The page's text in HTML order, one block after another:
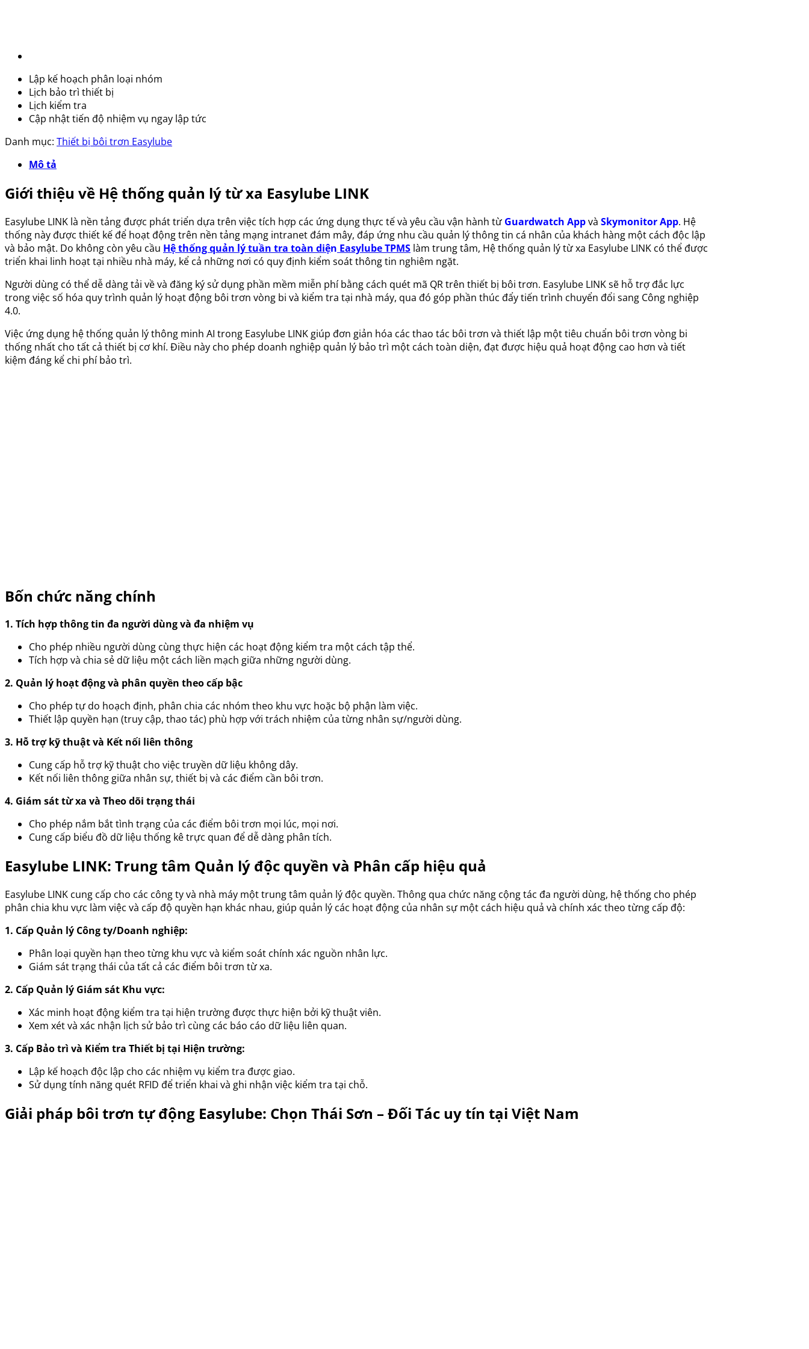
Lập kế hoạch phân loại nhóm
Lịch bảo trì thiết bị
Lịch kiểm tra
Cập nhật tiến độ nhiệm vụ ngay lập tức
Danh mục: Thiết bị bôi trơn Easylube
Mô tả
Giới thiệu về Hệ thống quản lý từ xa Easylube LINK
Easylube LINK là nền tảng được phát triển dựa trên việc tích hợp các ứng dụng thực tế và yêu cầu vận hành từ Guardwatch Appvà Skymonitor App. Hệ
thống này được thiết kế để hoạt động trên nền tảng mạng intranet đám mây, đáp ứng nhu cầu quản lý thông tin cá nhân của khách hàng một cách độc lập
và bảo mật. Do không còn yêu cầu Hệ thống quản lý tuần tra toàn diện Easylube TPMS làm trung tâm, Hệ thống quản lý từ xa Easylube LINK có thể được
triển khai linh hoạt tại nhiều nhà máy, kể cả những nơi có quy định kiểm soát thông tin nghiêm ngặt.
Người dùng có thể dễ dàng tải về và đăng ký sử dụng phần mềm miễn phí bằng cách quét mã QR trên thiết bị bôi trơn. Easylube LINK sẽ hỗ trợ đắc lực
trong việc số hóa quy trình quản lý hoạt động bôi trơn vòng bi và kiểm tra tại nhà máy, qua đó góp phần thúc đẩy tiến trình chuyển đổi sang Công nghiệp
4.0.
Việc ứng dụng hệ thống quản lý thông minh AI trong Easylube LINK giúp đơn giản hóa các thao tác bôi trơn và thiết lập một tiêu chuẩn bôi trơn vòng bi
thống nhất cho tất cả thiết bị cơ khí. Điều này cho phép doanh nghiệp quản lý bảo trì một cách toàn diện, đạt được hiệu quả hoạt động cao hơn và tiết
kiệm đáng kể chi phí bảo trì.
Bốn chức năng chính
1. Tích hợp thông tin đa người dùng và đa nhiệm vụ
Cho phép nhiều người dùng cùng thực hiện các hoạt động kiểm tra một cách tập thể.
Tích hợp và chia sẻ dữ liệu một cách liền mạch giữa những người dùng.
2. Quản lý hoạt động và phân quyền theo cấp bậc
Cho phép tự do hoạch định, phân chia các nhóm theo khu vực hoặc bộ phận làm việc.
Thiết lập quyền hạn (truy cập, thao tác) phù hợp với trách nhiệm của từng nhân sự/người dùng.
3. Hỗ trợ kỹ thuật và Kết nối liên thông
Cung cấp hỗ trợ kỹ thuật cho việc truyền dữ liệu không dây.
Kết nối liên thông giữa nhân sự, thiết bị và các điểm cần bôi trơn.
4. Giám sát từ xa và Theo dõi trạng thái
Cho phép nắm bắt tình trạng của các điểm bôi trơn mọi lúc, mọi nơi.
Cung cấp biểu đồ dữ liệu thống kê trực quan để dễ dàng phân tích.
Easylube LINK: Trung tâm Quản lý độc quyền và Phân cấp hiệu quả
Easylube LINK cung cấp cho các công ty và nhà máy một trung tâm quản lý độc quyền. Thông qua chức năng cộng tác đa người dùng, hệ thống cho phép
phân chia khu vực làm việc và cấp độ quyền hạn khác nhau, giúp quản lý các hoạt động của nhân sự một cách hiệu quả và chính xác theo từng cấp độ:
1. Cấp Quản lý Công ty/Doanh nghiệp:
Phân loại quyền hạn theo từng khu vực và kiểm soát chính xác nguồn nhân lực.
Giám sát trạng thái của tất cả các điểm bôi trơn từ xa.
2. Cấp Quản lý Giám sát Khu vực:
Xác minh hoạt động kiểm tra tại hiện trường được thực hiện bởi kỹ thuật viên.
Xem xét và xác nhận lịch sử bảo trì cùng các báo cáo dữ liệu liên quan.
3. Cấp Bảo trì và Kiểm tra Thiết bị tại Hiện trường:
Lập kế hoạch độc lập cho các nhiệm vụ kiểm tra được giao.
Sử dụng tính năng quét RFID để triển khai và ghi nhận việc kiểm tra tại chỗ.
Giải pháp bôi trơn tự động Easylube: Chọn Thái Sơn – Đối Tác uy tín tại Việt Nam